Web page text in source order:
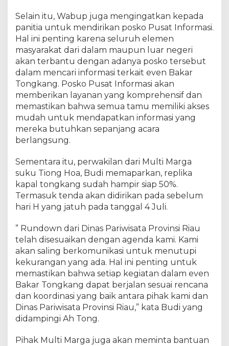
M
e
n
g
a
k
T
i
T
h
u
n
e
n
a
n
t
i
a
n
Selain itu, Wabup juga mengingatkan kepada
panitia untuk mendirikan posko Pusat Informasi.
Hal ini penting karena seluruh elemen
masyarakat dari dalam maupun luar negeri
akan terbantu dengan adanya posko tersebut
dalam mencari informasi terkait even Bakar
Tongkang. Posko Pusat Informasi akan
memberikan layanan yang komprehensif dan
memastikan bahwa semua tamu memiliki akses
mudah untuk mendapatkan informasi yang
mereka butuhkan sepanjang acara
berlangsung.
Sementara itu, perwakilan dari Multi Marga
suku Tiong Hoa, Budi memaparkan, replika
kapal tongkang sudah hampir siap 50%.
Termasuk tenda akan didirikan pada sebelum
hari H yang jatuh pada tanggal 4 Juli.
” Rundown dari Dinas Pariwisata Provinsi Riau
telah disesuaikan dengan agenda kami. Kami
akan saling berkomunikasi untuk menutupi
kekurangan yang ada. Hal ini penting untuk
memastikan bahwa setiap kegiatan dalam even
Bakar Tongkang dapat berjalan sesuai rencana
dan koordinasi yang baik antara pihak kami dan
Dinas Pariwisata Provinsi Riau,” kata Budi yang
didampingi Ah Tong.
Pihak Multi Marga juga akan meminta bantuan